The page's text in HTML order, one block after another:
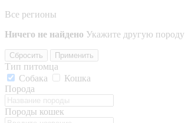
Все регионы
Ничего не найдено Укажите другую породу
Сбросить Применить
Тип питомца
Собака
Кошка
Порода
Породы кошек